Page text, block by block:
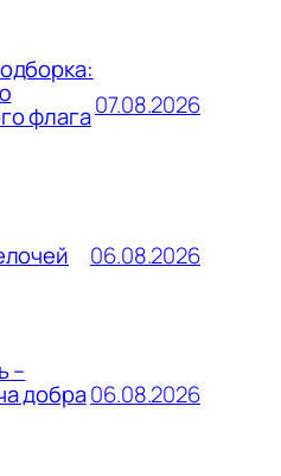
флага07.08.2026
06.08.2026
–
добра06.08.2026